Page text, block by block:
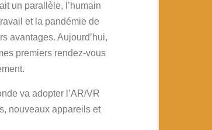
un parallèle, l’humain
et la pandémie de
avantages. Aujourd’hui,
premiers rendez-vous
va adopter l’AR/VR
nouveaux appareils et